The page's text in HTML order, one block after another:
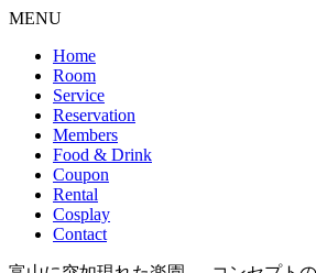
MENU
Home
Room
Service
Reservation
Members
Food & Drink
Coupon
Rental
Cosplay
Contact